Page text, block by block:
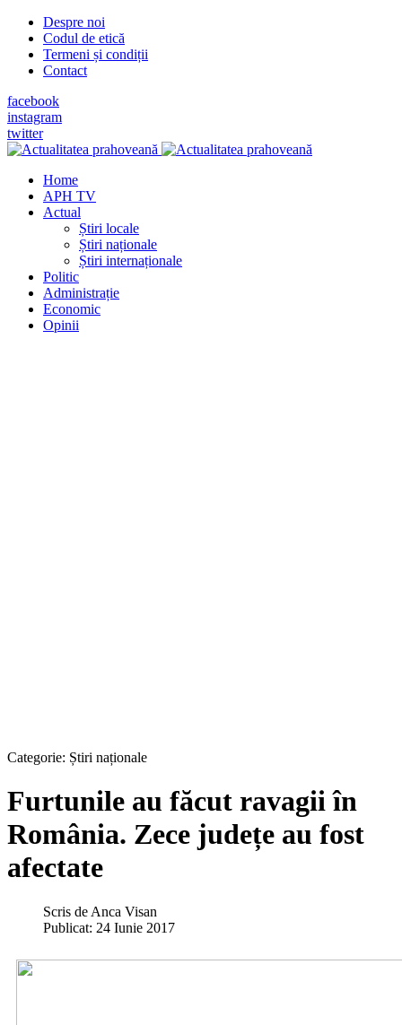
Despre noi
Codul de etică
Termeni și condiții
Contact
facebook
instagram
twitter
Home
APH TV
Actual
Știri locale
Știri naționale
Știri internaționale
Politic
Administrație
Economic
Opinii
Categorie: Știri naționale
Furtunile au făcut ravagii în
România. Zece județe au fost
afectate
Scris de Anca Visan
Publicat: 24 Iunie 2017